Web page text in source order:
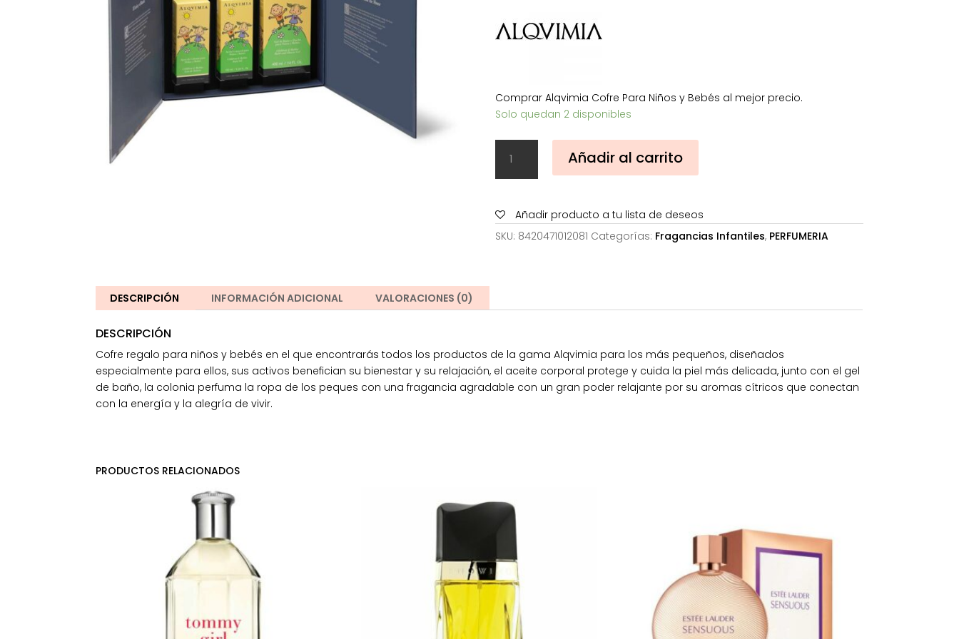
Comprar Alqvimia Cofre Para Niños y Bebés al mejor precio.
Solo quedan 2 disponibles
Cofre
Para
y
Bebés
Añadir al carrito
Añadir producto a tu lista de deseos
SKU: 8420471012081 Categorías: Fragancias Infantiles, PERFUMERIA
DESCRIPCIÓN INFORMACIÓN ADICIONAL VALORACIONES (0)
DESCRIPCIÓN
Cofre regalo para niños y bebés en el que encontrarás todos los productos de la gama Alqvimia para los más pequeños, diseñados
especialmente para ellos, sus activos benefician su bienestar y su relajación, el aceite corporal protege y cuida la piel más delicada, junto con el gel
de baño, la colonia perfuma la ropa de los peques con una fragancia agradable con un gran poder relajante por su aromas cítricos que conectan
con la energía y la alegría de vivir.
PRODUCTOS RELACIONADOS